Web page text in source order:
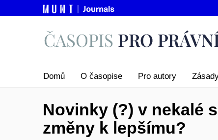
Domů O časopise Pro autory
Novinky (?) v nekalé
změny k lepšímu?